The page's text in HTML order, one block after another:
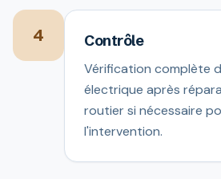
4 Contrôle
Vérification complète
électrique après
routier si nécessaire
l'intervention.